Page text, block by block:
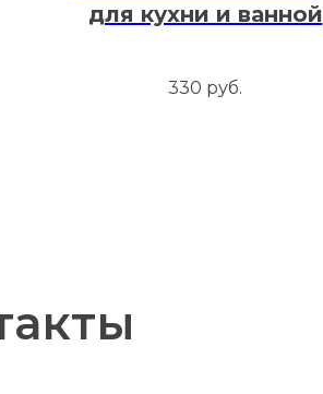
для кухни и ванной
330 руб.